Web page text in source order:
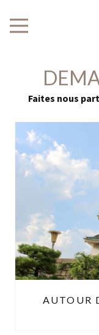
Faites nous
AUTOUR